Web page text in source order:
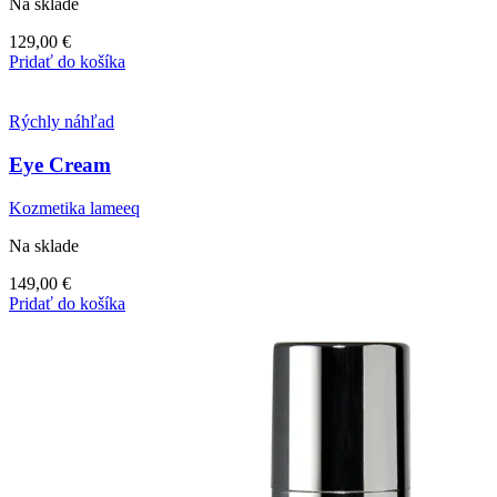
Na sklade
129,00 €
Pridať do košíka
Rýchly náhľad
Eye Cream
Kozmetika lameeq
Na sklade
149,00 €
Pridať do košíka